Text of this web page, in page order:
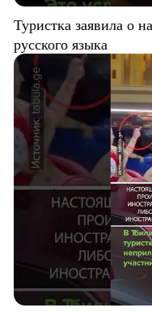
Туристка заявила о
русского языка